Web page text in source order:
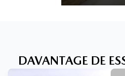
DAVANTAGE DE